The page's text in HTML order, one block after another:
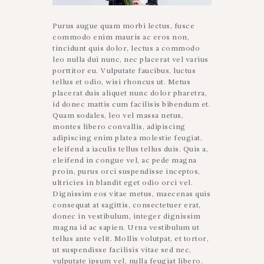
Purus augue quam morbi lectus, fusce
commodo enim mauris ac eros non,
tincidunt quis dolor, lectus a commodo
leo nulla dui nunc, nec placerat vel varius
porttitor eu. Vulputate faucibus, luctus
tellus et odio, wisi rhoncus ut. Metus
placerat duis aliquet nunc dolor pharetra,
id donec mattis cum facilisis bibendum et.
Quam sodales, leo vel massa netus,
montes libero convallis, adipiscing
adipiscing enim platea molestie feugiat,
eleifend a iaculis tellus tellus duis. Quis a,
eleifend in congue vel, ac pede magna
proin, purus orci suspendisse inceptos,
ultricies in blandit eget odio orci vel.
Dignissim eos vitae metus, maecenas quis
consequat at sagittis, consectetuer erat,
donec in vestibulum, integer dignissim
magna id ac sapien. Urna vestibulum ut
tellus ante velit. Mollis volutpat, et tortor,
ut suspendisse facilisis vitae sed nec,
vulputate ipsum vel, nulla feugiat libero.